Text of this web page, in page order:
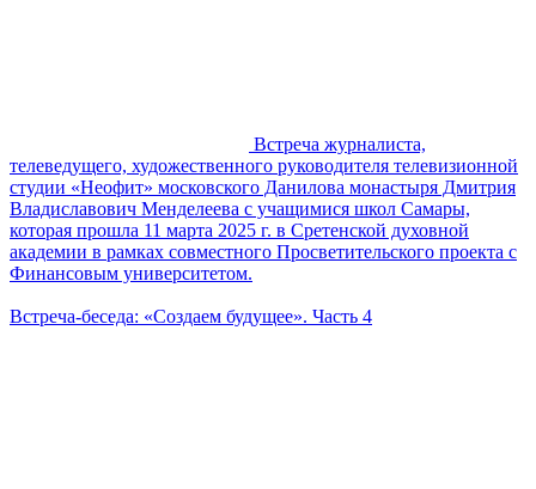
Встреча журналиста,
телеведущего, художественного руководителя телевизионной
студии «Неофит» московского Данилова монастыря Дмитрия
Владиславович Менделеева с учащимися школ Самары,
которая прошла 11 марта 2025 г. в Сретенской духовной
академии в рамках совместного Просветительского проекта с
Финансовым университетом.
Встреча-беседа: «Создаем будущее». Часть 4